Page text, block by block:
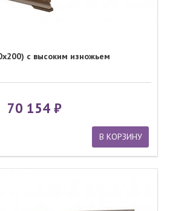
с высоким изножьем
70 154
В КОРЗИНУ